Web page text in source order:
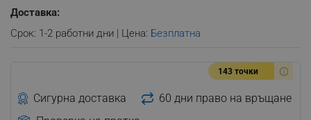
Доставка:
Срок: 1-2 работни дни | Цена: Безплатна
143 точки
Сигурна доставка
60 дни право на връщане